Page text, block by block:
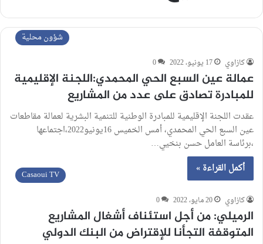
شؤون محلية
كازاوي 17 يونيو، 2022 0
عمالة عين السبع الحي المحمدي:اللجنة الإقليمية
للمبادرة تصادق على عدد من المشاريع
عقدت اللجنة الإقليمية للمبادرة الوطنية للتنمية البشرية لعمالة مقاطعات
عين السبع الحي المحمدي، أمس الخميس 16يونيو2022،اجتماعها
،برئاسة العامل حسن بنخيي…
أكمل القراءة »
Casaoui TV
كازاوي 20 مايو، 2022 0
الرميلي: من أجل استئناف أشغال المشاريع
المتوقفة التجأنا للإقتراض من البنك الدولي